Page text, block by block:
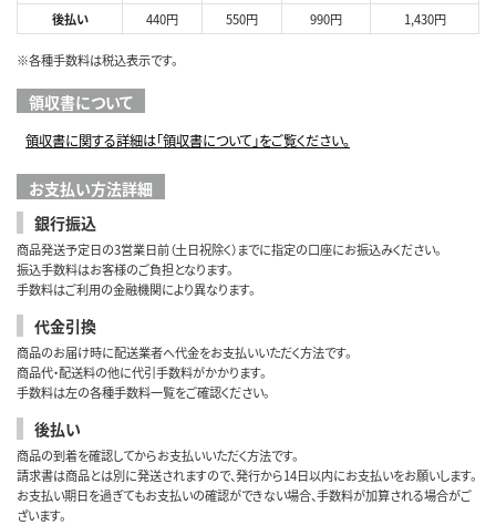
後払い
440円 550円 990円 1,430円
※各種手数料は税込表示です。
領収書について
領収書に関する詳細は「領収書について」をご覧ください。
お支払い方法詳細
銀行振込
商品発送予定日の3営業日前（土日祝除く）までに指定の口座にお振込みください。
振込手数料はお客様のご負担となります。
手数料はご利用の金融機関により異なります。
代金引換
商品のお届け時に配送業者へ代金をお支払いいただく方法です。
商品代・配送料の他に代引手数料がかかります。
手数料は左の各種手数料一覧をご確認ください。
後払い
商品の到着を確認してからお支払いいただく方法です。
請求書は商品とは別に発送されますので、発行から14日以内にお支払いをお願いします。
お支払い期日を過ぎてもお支払いの確認ができない場合、手数料が加算される場合がご
ざいます。